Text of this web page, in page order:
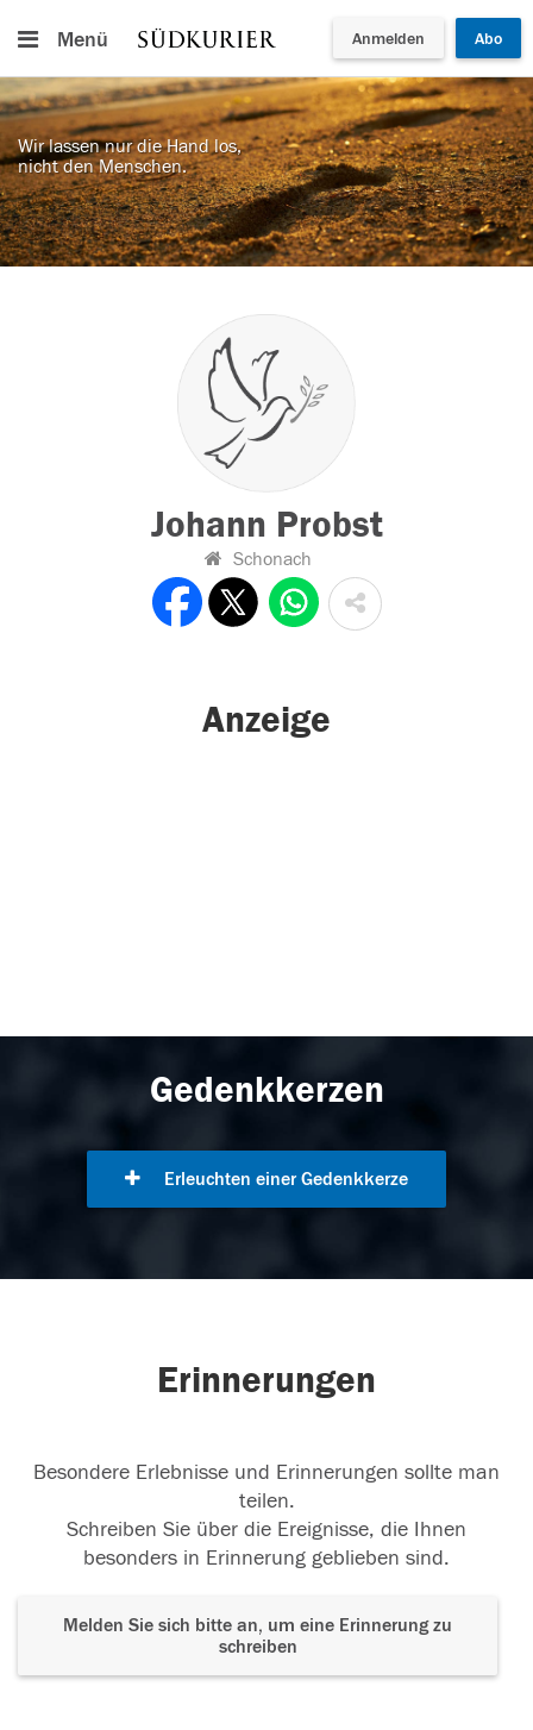
Menü Anmelden Abo
Wir lassen nur die Hand los,
nicht den Menschen.
Johann Probst
Schonach
Anzeige
Gedenkkerzen
Erleuchten einer Gedenkkerze
Erinnerungen
Besondere Erlebnisse und Erinnerungen sollte man
teilen.
Schreiben Sie über die Ereignisse, die Ihnen
besonders in Erinnerung geblieben sind.
Melden Sie sich bitte an, um eine Erinnerung zu
schreiben